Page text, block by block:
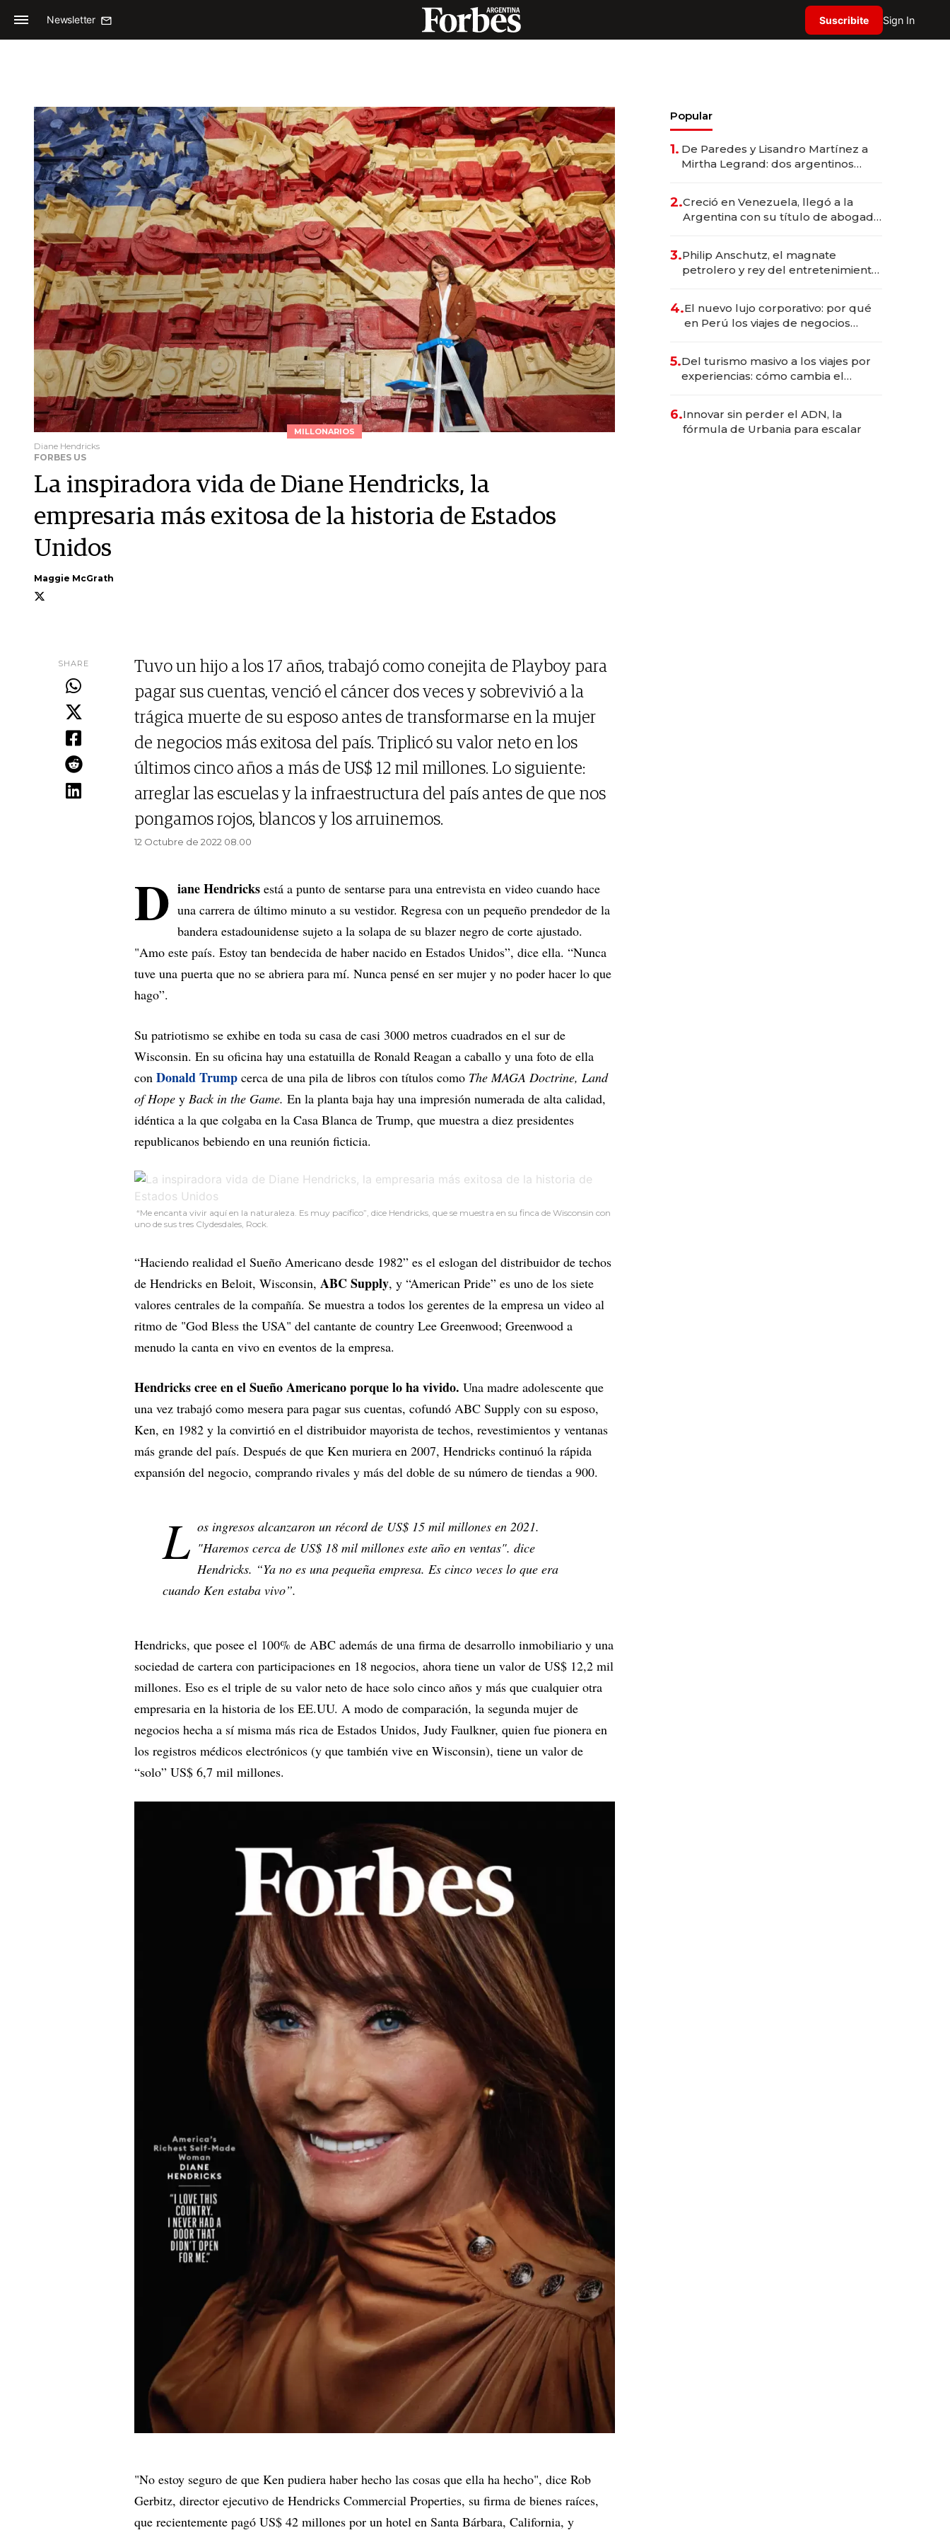
Newsletter Suscribite Sign In
MILLONARIOS
Diane Hendricks
FORBES US
La inspiradora vida de Diane Hendricks, la
empresaria más exitosa de la historia de Estados
Unidos
Maggie McGrath
SHARE
Tuvo un hijo a los 17 años, trabajó como conejita de Playboy para
pagar sus cuentas, venció el cáncer dos veces y sobrevivió a la
trágica muerte de su esposo antes de transformarse en la mujer
de negocios más exitosa del país. Triplicó su valor neto en los
últimos cinco años a más de US$ 12 mil millones. Lo siguiente:
arreglar las escuelas y la infraestructura del país antes de que nos
pongamos rojos, blancos y los arruinemos.
12 Octubre de 2022 08.00
D iane Hendricks está a punto de sentarse para una entrevista en video cuando hace
una carrera de último minuto a su vestidor. Regresa con un pequeño prendedor de la
bandera estadounidense sujeto a la solapa de su blazer negro de corte ajustado.
"Amo este país. Estoy tan bendecida de haber nacido en Estados Unidos”, dice ella. “Nunca
tuve una puerta que no se abriera para mí. Nunca pensé en ser mujer y no poder hacer lo que
hago”.
Su patriotismo se exhibe en toda su casa de casi 3000 metros cuadrados en el sur de
Wisconsin. En su oficina hay una estatuilla de Ronald Reagan a caballo y una foto de ella
con Donald Trump cerca de una pila de libros con títulos como The MAGA Doctrine, Land
of Hope y Back in the Game. En la planta baja hay una impresión numerada de alta calidad,
idéntica a la que colgaba en la Casa Blanca de Trump, que muestra a diez presidentes
republicanos bebiendo en una reunión ficticia.
“Me encanta vivir aquí en la naturaleza. Es muy pacífico”, dice Hendricks, que se muestra en su finca de Wisconsin con
uno de sus tres Clydesdales, Rock.
“Haciendo realidad el Sueño Americano desde 1982” es el eslogan del distribuidor de techos
de Hendricks en Beloit, Wisconsin, ABC Supply, y “American Pride” es uno de los siete
valores centrales de la compañía. Se muestra a todos los gerentes de la empresa un video al
ritmo de "God Bless the USA" del cantante de country Lee Greenwood; Greenwood a
menudo la canta en vivo en eventos de la empresa.
Hendricks cree en el Sueño Americano porque lo ha vivido. Una madre adolescente que
una vez trabajó como mesera para pagar sus cuentas, cofundó ABC Supply con su esposo,
Ken, en 1982 y la convirtió en el distribuidor mayorista de techos, revestimientos y ventanas
más grande del país. Después de que Ken muriera en 2007, Hendricks continuó la rápida
expansión del negocio, comprando rivales y más del doble de su número de tiendas a 900.
L os ingresos alcanzaron un récord de US$ 15 mil millones en 2021.
"Haremos cerca de US$ 18 mil millones este año en ventas". dice
Hendricks. “Ya no es una pequeña empresa. Es cinco veces lo que era
cuando Ken estaba vivo”.
Hendricks, que posee el 100% de ABC además de una firma de desarrollo inmobiliario y una
sociedad de cartera con participaciones en 18 negocios, ahora tiene un valor de US$ 12,2 mil
millones. Eso es el triple de su valor neto de hace solo cinco años y más que cualquier otra
empresaria en la historia de los EE.UU. A modo de comparación, la segunda mujer de
negocios hecha a sí misma más rica de Estados Unidos, Judy Faulkner, quien fue pionera en
los registros médicos electrónicos (y que también vive en Wisconsin), tiene un valor de
“solo” US$ 6,7 mil millones.
"No estoy seguro de que Ken pudiera haber hecho las cosas que ella ha hecho", dice Rob
Gerbitz, director ejecutivo de Hendricks Commercial Properties, su firma de bienes raíces,
que recientemente pagó US$ 42 millones por un hotel en Santa Bárbara, California, y
Popular
1. De Paredes y Lisandro Martínez a
Mirtha Legrand: dos argentinos
2.Creció en Venezuela, llegó a la
Argentina con su título de abogado
marcas "fast premium"
3.Philip Anschutz, el magnate
petrolero y rey del entretenimiento
4.El nuevo lujo corporativo: por qué
en Perú los viajes de negocios
transformadoras
5.Del turismo masivo a los viajes por
experiencias: cómo cambia el
6.Innovar sin perder el ADN, la
fórmula de Urbania para escalar